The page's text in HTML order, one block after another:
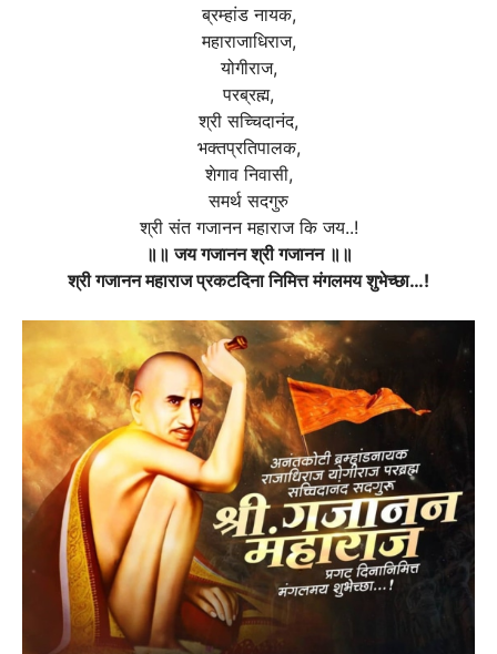
ब्रम्हांड नायक,
महाराजाधिराज,
योगीराज,
परब्रह्म,
श्री सच्चिदानंद,
भक्तप्रतिपालक,
शेगाव निवासी,
समर्थ सदगुरु
श्री संत गजानन महाराज कि जय..!
॥॥ जय गजानन श्री गजानन ॥॥
श्री गजानन महाराज प्रकटदिना निमित्त मंगलमय शुभेच्छा…!